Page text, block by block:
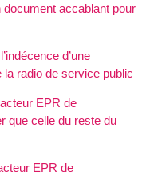
document accablant pour
d’une
la radio de service public
EPR de
que celle du reste du
EPR de